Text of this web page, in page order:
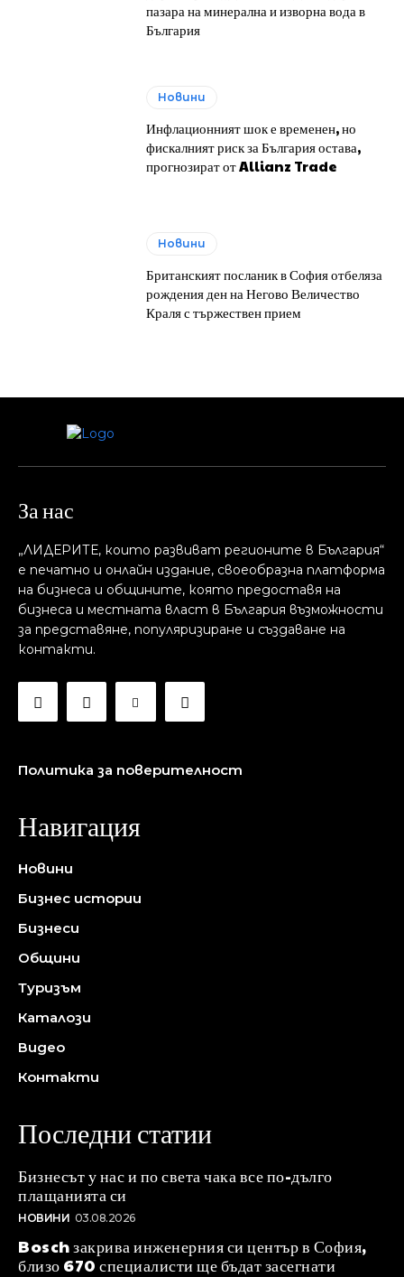
пазара на минерална и изворна вода в
България
Новини
Инфлационният шок е временен, но
фискалният риск за България остава,
прогнозират от Allianz Trade
Новини
Британският посланик в София отбеляза
рождения ден на Негово Величество
Краля с тържествен прием
За нас
„ЛИДЕРИТЕ, които развиват регионите в България“
е печатно и онлайн издание, своеобразна платформа
на бизнеса и общините, която предоставя на
бизнесa и местната власт в България възможности
за представяне, популяризиране и създаване на
контакти.
Политика за поверителност
Навигация
Новини
Бизнес истории
Бизнеси
Общини
Туризъм
Каталози
Видео
Контакти
Последни статии
Бизнесът у нас и по света чака все по-дълго
плащанията си
НОВИНИ 03.08.2026
Bosch закрива инженерния си център в София,
близо 670 специалисти ще бъдат засегнати